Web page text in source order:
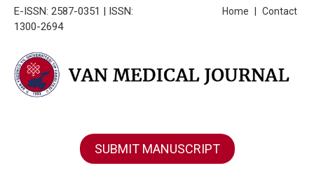
E-ISSN: 2587-0351 | ISSN:
1300-2694
Contact
Home
SUBMIT MANUSCRIPT